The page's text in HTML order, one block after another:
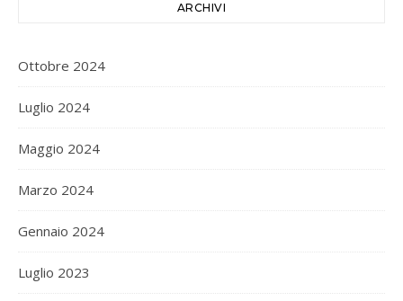
ARCHIVI
Ottobre 2024
Luglio 2024
Maggio 2024
Marzo 2024
Gennaio 2024
Luglio 2023